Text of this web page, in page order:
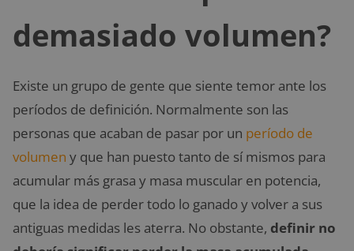
demasiado volumen?
Existe un grupo de gente que siente temor ante los
períodos de definición. Normalmente son las
personas que acaban de pasar por un período de
volumen y que han puesto tanto de sí mismos para
acumular más grasa y masa muscular en potencia,
que la idea de perder todo lo ganado y volver a sus
antiguas medidas les aterra. No obstante, definir no